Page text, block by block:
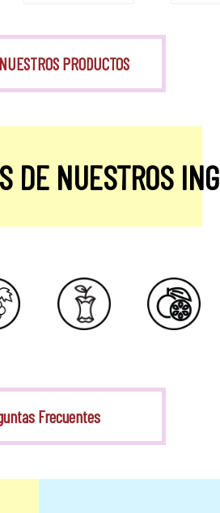
PRODUCTOS
DE NUESTROS
Frecuentes